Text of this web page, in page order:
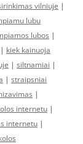
vilniuje |
lubu
lubos |
| kiek kainuoja
| siltnamiai |
| straipsniai
|
internetu |
internetu |